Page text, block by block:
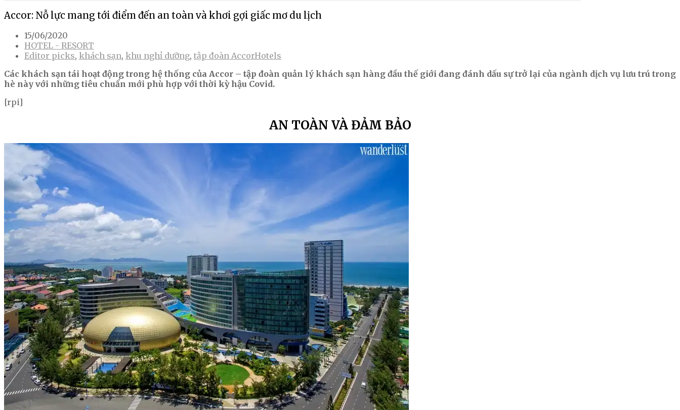
Accor: Nỗ lực mang tới điểm đến an toàn và khơi gợi giấc mơ du lịch
15/06/2020
HOTEL - RESORT
Editor picks, khách sạn, khu nghỉ dưỡng, tập đoàn AccorHotels
Các khách sạn tái hoạt động trong hệ thống của Accor – tập đoàn quản lý khách sạn hàng đầu thế giới đang đánh dấu sự trở lại của ngành dịch vụ lưu trú trong
hè này với những tiêu chuẩn mới phù hợp với thời kỳ hậu Covid.
[rpi]
AN TOÀN VÀ ĐẢM BẢO